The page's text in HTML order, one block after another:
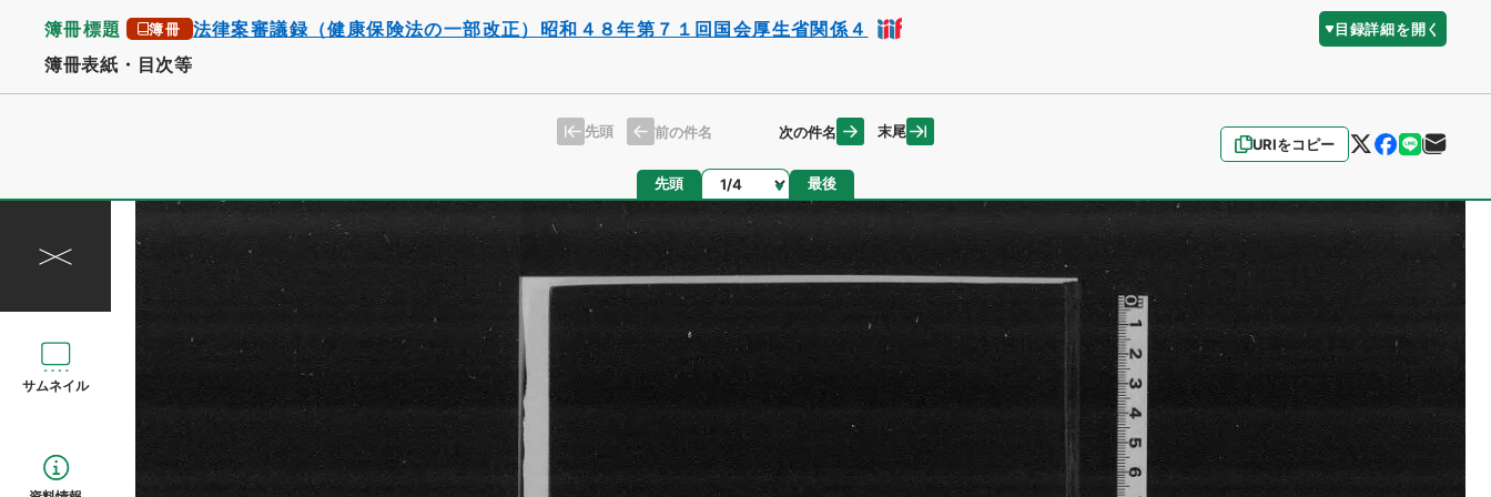
簿冊標題 簿冊 法律案審議録（健康保険法の一部改正）昭和４８年第７１回国会厚生省関係４ 目録詳細を開く
簿冊表紙・目次等
URIをコピー
先頭 前の件名 次の件名 末尾
先頭 ページ 最後
サムネイル